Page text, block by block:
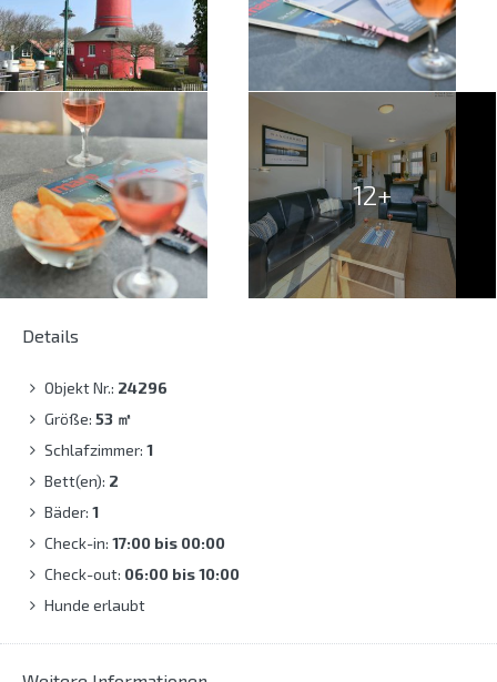
12+
Details
Objekt Nr.: 24296
Größe: 53 ㎡
Schlafzimmer: 1
Bett(en): 2
Bäder: 1
Check-in: 17:00 bis 00:00
Check-out: 06:00 bis 10:00
Hunde erlaubt